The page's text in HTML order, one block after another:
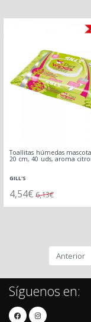
Toallitas húmedas
20 cm, 40 uds, aroma
GILL'S
4,54€ 6,13€
Anterior
Síguenos en: